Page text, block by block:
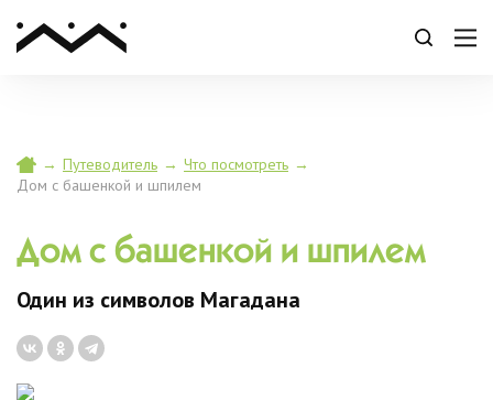
→ Путеводитель → Что посмотреть →
Дом с башенкой и шпилем
Дом с башенкой и шпилем
Один из символов Магадана